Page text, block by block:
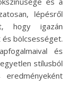
lépésről
hogy igazán
bölcsességet.
és
stílusból